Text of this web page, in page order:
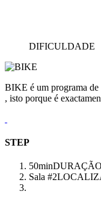
DIFICULDADE
BIKE é um programa
, isto porque é
STEP
50minDURAÇÃO
Sala #2